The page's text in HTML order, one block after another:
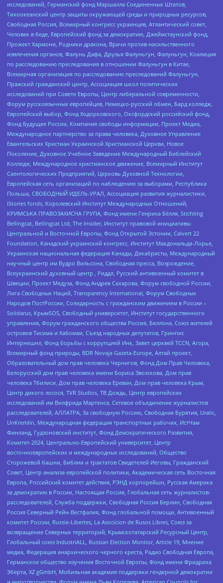
исследований, Германский фонд Маршалла Соединенных Штатов,
Тихоокеанский центр защиты окружающей среды и природных ресурсов,
Свободная Россия, Всемирный конгресс украинцев, Атлантический совет,
Человек в беде, Европейский фонд за демократию, Джеймстаунский фонд,
Прожект Хармони, Родники дракона, Врачи против насильственного
извлечения органов, Фалунь Дафа, Друзья Фалуньгун, Фалуньгун, Коалиция
по расследованию преследования в отношении Фалуньгун в Китае,
Всемирная организация по расследованию преследований Фалуньгун,
Пражский гражданский центр, Ассоциация школ политических
исследований при Совете Европы, Центр либеральной современности,
Форум русскоязычных европейцев, Немецко-русский обмен, Бард колледж,
Европейский выбор, Фонд Ходорковского, Оксфордский российский фонд,
Фонд Будущее России, Компания свободы информации, Проект Медиа,
Международное партнерство за права человека, Духовное Управление
Евангельских Христиан Украинской Христианской Церкви, Новое
Поколение, Духовное Учебное Заведение Международный Библейский
Колледж, Международное христианское движение, Всемирный Институт
Саентологических Предприятий, Церковь Духовной Технологии,
Европейская сеть организаций по наблюдению за выборами, Республика
Польша, СВОБОДНЫЙ ИДЕЛЬ-УРАЛ, Ассоциация развития журналистики,
IStories fonds, Королевский Институт Международных Отношений,
КРИМСЬКА ПРАВОЗАХИСНА ГРУПА, Фонд имени Генриха Бёлля, Stichting
Bellingcat, Bellingcat Ltd, The Insider, Институт правовой инициативы
Центральной и Восточной Европы, Фонд Открытой Эстонии, Calvert 22
Foundation, Канадский украинский конгресс, Институт Макдональда-Лорье,
Украинская национальная федерация Канады, Декабристы, Международный
научный центр им Вудро Вильсона, Свободная пресса, Возрождение,
Всеукраинский духовный центр , Риддл, Русский антивоенный комитет в
Швеции, Проект Медуза, Фонд Андрея Сахарова, Форум свободной России,
Лига Свободных Наций, Transparеncy International, Форум Свободных
Народов ПостРоссии, Солидарность с гражданским движением в России –
Solidarus, КрымSOS, Свободный университет, Институт государственного
управления, Форум гражданского общества Россия, Беллона, Союз жителей
островов Тисима и Хабомаи, Съезд народных депутатов, Гринпис
Интернешнл, Фонд борьбы с коррупцией Инк, Завет церквей TCCN, Агора,
Всемирный фонд природы, BDR Novaja Gazeta-Europe, Алтай проект,
Образовательный дом прав человека Чернигов, Фонд Дом Прав Человека,
Белорусский дом прав человека имени Бориса Звозскова, Дом прав
человека Тбилиси, Дом прав человека Ереван, Дом прав человека Крым,
Центр дикого лосося, TVR Studios, ТВ Дождь, Центр европейских
исследований им Вилфрида Мартенса, Сетевое объединение журналистов
расследователей, АЛЛАТРА, За свободную Россию, Свободная Бурятия, Uralic,
UnKremlin, Международная федерация транспортных рабочих, ИстЧам
Финланд, Гудзоновский институт, Фонд Демократического Развития,
Комитет-2024, Центрально-Европейский университет, Центр
восточноевропейских и международных исследований, Общество
Сторожевой башни, Библии и трактатов Свидетелей Иеговы, Гражданский
Совет, Центр анализа европейской политики, Академическая сеть Восточная
Европа, Российский комитет действия, РЭНД корпорейшн, Русская Америка
за демократию в России, Настоящая Россия, Глобальная сеть журналистов-
расследователей, Служба поддержки, Свободная Россия Берлин, Свободная
Россия Северный Рейн-Вестфалия, Фонд глобальной помощи, Антивоенный
комитет России, Russie-Libertes, La Asocicion de Rusos Libres, Союз за
возвращение Северных территорий, Крымскотатарский Ресурсный Центр,
Глобальный союз IndustriALL, Russian Election Monitor, Article 19, Мнение
медиа, Федерация анархического черного креста, Радио Свободная Европа,
Германское общество изучения Восточной Европы, Фонд имени Фридриха
Эберта, XZ gGmbH, Мобильная академия поддержки гендерной демократии